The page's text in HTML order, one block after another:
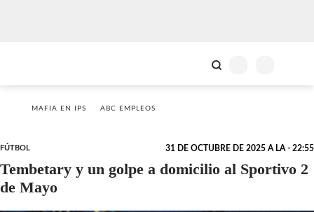
MAFIA EN IPS ABC EMPLEOS
FÚTBOL 31 DE OCTUBRE DE 2025 A LA - 22:55
Tembetary y un golpe a domicilio al Sportivo 2
de Mayo